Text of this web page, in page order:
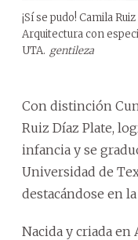
¡Sí se pudo! Camila
Arquitectura con
UTA. gentileza
Con distinción
Ruiz Díaz Plate,
infancia y se
Universidad de
destacándose en
Nacida y criada en